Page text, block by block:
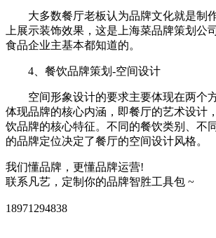
大多数餐厅老板认为品牌文化就是制
上展示装饰效果，这是上海菜品牌策划公
食品企业主基本都知道的。
4、餐饮品牌策划-空间设计
空间形象设计的要求主要体现在两个
体现品牌的核心内涵，即餐厅的艺术设计
饮品牌的核心特征。不同的餐饮类别、不
的品牌定位决定了餐厅的空间设计风格。
我们懂品牌，更懂品牌运营!
联系凡艺，定制你的品牌智胜工具包 ~
18971294838